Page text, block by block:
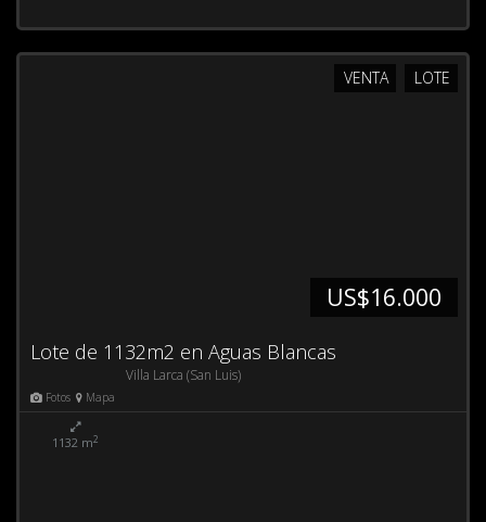
LOTE
VENTA
US$16.000
Lote de 1132m2 en Aguas Blancas
Villa Larca (San Luis)
Fotos Mapa
1132 m2